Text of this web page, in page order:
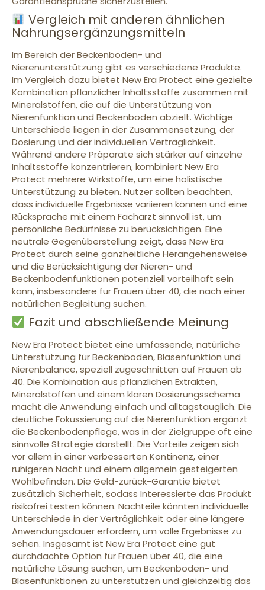
Vergleich mit anderen ähnlichen
Nahrungsergänzungsmitteln
Im Bereich der Beckenboden- und
Nierenunterstützung gibt es verschiedene Produkte.
Im Vergleich dazu bietet New Era Protect eine gezielte
Kombination pflanzlicher Inhaltsstoffe zusammen mit
Mineralstoffen, die auf die Unterstützung von
Nierenfunktion und Beckenboden abzielt. Wichtige
Unterschiede liegen in der Zusammensetzung, der
Dosierung und der individuellen Verträglichkeit.
Während andere Präparate sich stärker auf einzelne
Inhaltsstoffe konzentrieren, kombiniert New Era
Protect mehrere Wirkstoffe, um eine holistische
Unterstützung zu bieten. Nutzer sollten beachten,
dass individuelle Ergebnisse variieren können und eine
Rücksprache mit einem Facharzt sinnvoll ist, um
persönliche Bedürfnisse zu berücksichtigen. Eine
neutrale Gegenüberstellung zeigt, dass New Era
Protect durch seine ganzheitliche Herangehensweise
und die Berücksichtigung der Nieren- und
Beckenbodenfunktionen potenziell vorteilhaft sein
kann, insbesondere für Frauen über 40, die nach einer
natürlichen Begleitung suchen.
Fazit und abschließende Meinung
New Era Protect bietet eine umfassende, natürliche
Unterstützung für Beckenboden, Blasenfunktion und
Nierenbalance, speziell zugeschnitten auf Frauen ab
40. Die Kombination aus pflanzlichen Extrakten,
Mineralstoffen und einem klaren Dosierungsschema
macht die Anwendung einfach und alltagstauglich. Die
deutliche Fokussierung auf die Nierenfunktion ergänzt
die Beckenbodenpflege, was in der Zielgruppe oft eine
sinnvolle Strategie darstellt. Die Vorteile zeigen sich
vor allem in einer verbesserten Kontinenz, einer
ruhigeren Nacht und einem allgemein gesteigerten
Wohlbefinden. Die Geld-zurück-Garantie bietet
zusätzlich Sicherheit, sodass Interessierte das Produkt
risikofrei testen können. Nachteile könnten individuelle
Unterschiede in der Verträglichkeit oder eine längere
Anwendungsdauer erfordern, um volle Ergebnisse zu
sehen. Insgesamt ist New Era Protect eine gut
durchdachte Option für Frauen über 40, die eine
natürliche Lösung suchen, um Beckenboden- und
Blasenfunktionen zu unterstützen und gleichzeitig das